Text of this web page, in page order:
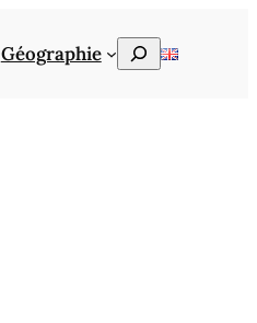
Géographie Rechercher